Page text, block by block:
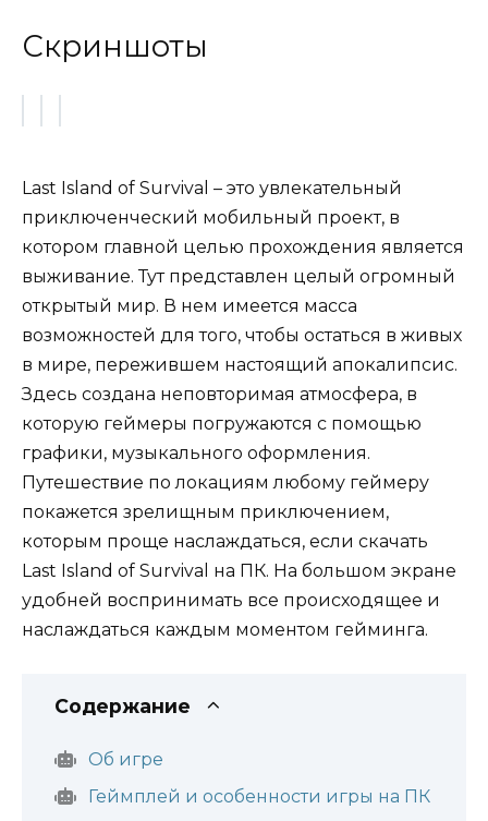
Скриншоты
Last Island of Survival – это увлекательный
приключенческий мобильный проект, в
котором главной целью прохождения является
выживание. Тут представлен целый огромный
открытый мир. В нем имеется масса
возможностей для того, чтобы остаться в живых
в мире, пережившем настоящий апокалипсис.
Здесь создана неповторимая атмосфера, в
которую геймеры погружаются с помощью
графики, музыкального оформления.
Путешествие по локациям любому геймеру
покажется зрелищным приключением,
которым проще наслаждаться, если скачать
Last Island of Survival на ПК. На большом экране
удобней воспринимать все происходящее и
наслаждаться каждым моментом гейминга.
Содержание
Об игре
Геймплей и особенности игры на ПК